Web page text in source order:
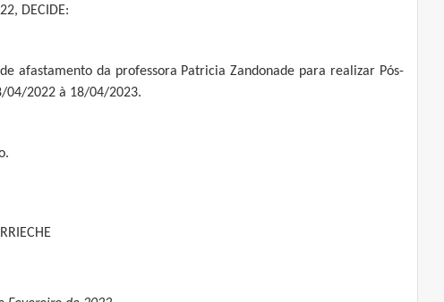
DECIDE:
afastamento da professora Patricia Zandonade para realizar Pós-
04/2022 à 18/04/2023.